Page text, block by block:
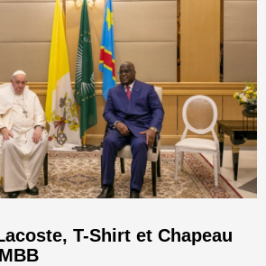
T-Shirt et Chapeau